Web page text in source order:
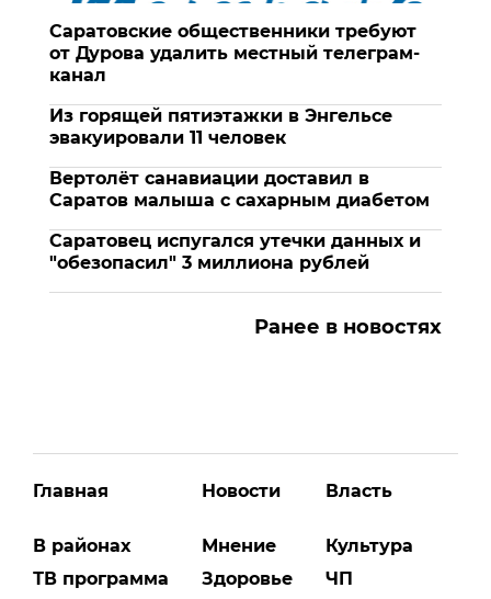
Саратовские общественники требуют
от Дурова удалить местный телеграм-
канал
Из горящей пятиэтажки в Энгельсе
эвакуировали 11 человек
Вертолёт санавиации доставил в
Саратов малыша с сахарным диабетом
Саратовец испугался утечки данных и
"обезопасил" 3 миллиона рублей
Ранее в новостях
Главная
В районах
ТВ программа
Новости
Мнение
Здоровье
Власть
Культура
ЧП